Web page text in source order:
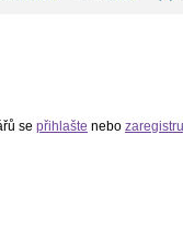
se přihlašte nebo